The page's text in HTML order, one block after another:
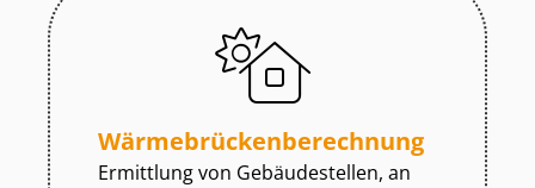
Wär­me­brü­cken­be­rech­nung
Ermittlung von Gebäudestellen, an